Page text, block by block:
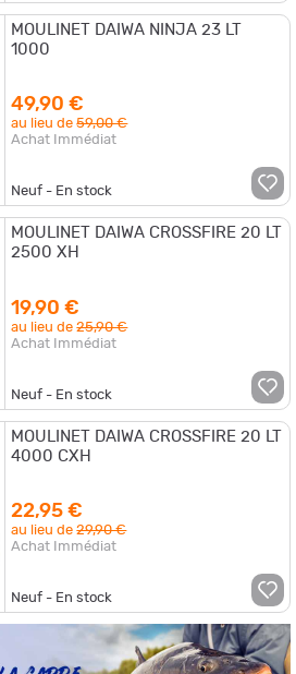
MOULINET DAIWA NINJA 23 LT
1000
49,90 €
au lieu de59,00 €
Achat Immédiat
Neuf - En stock
MOULINET DAIWA CROSSFIRE 20 LT
2500 XH
19,90 €
au lieu de25,90 €
Achat Immédiat
Neuf - En stock
MOULINET DAIWA CROSSFIRE 20 LT
4000 CXH
22,95 €
au lieu de29,90 €
Achat Immédiat
Neuf - En stock